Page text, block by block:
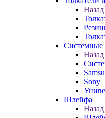
Назад
Системные
Назад
Sony
Шлейфа
Назад